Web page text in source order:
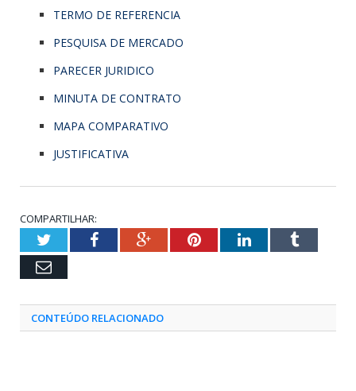
TERMO DE REFERENCIA
PESQUISA DE MERCADO
PARECER JURIDICO
MINUTA DE CONTRATO
MAPA COMPARATIVO
JUSTIFICATIVA
COMPARTILHAR:
TwitterFacebookGoogle+PinterestLinkedInTumblr
Email
CONTEÚDO RELACIONADO